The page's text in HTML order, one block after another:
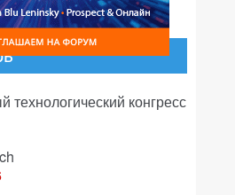
конгресс